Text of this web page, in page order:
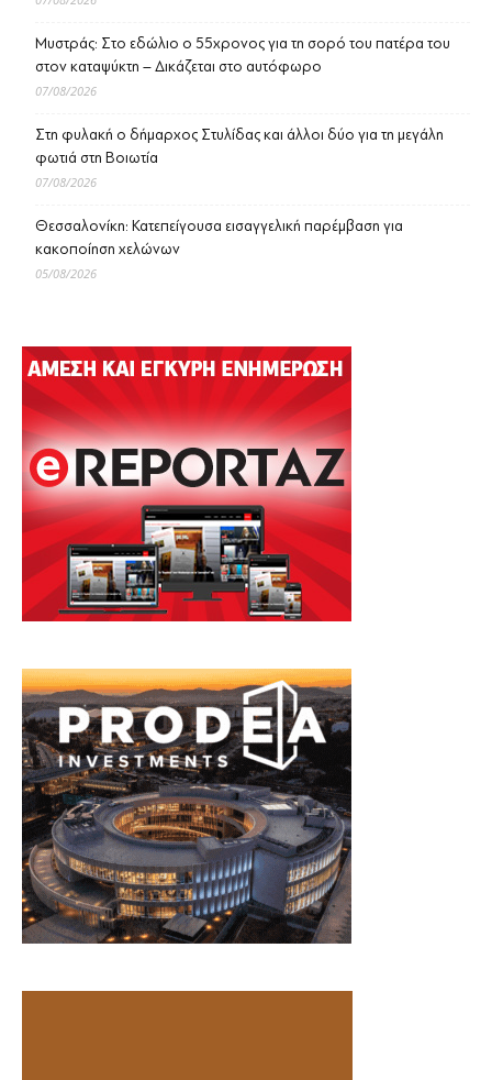
Μυστράς: Στο εδώλιο ο 55χρονος για τη σορό του πατέρα του
στον καταψύκτη – Δικάζεται στο αυτόφωρο
07/08/2026
Στη φυλακή ο δήμαρχος Στυλίδας και άλλοι δύο για τη μεγάλη
φωτιά στη Βοιωτία
07/08/2026
Θεσσαλονίκη: Κατεπείγουσα εισαγγελική παρέμβαση για
κακοποίηση χελώνων
05/08/2026